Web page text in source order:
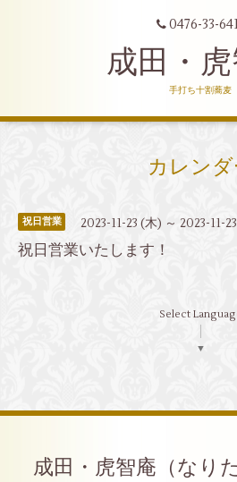
0476-33-
成田・
手打ち十割蕎麦
カレンダ
祝日営業 2023-11-23 (木) ～ 2023-11-
祝日営業いたします！
Select
▼
成田・虎智庵（なり